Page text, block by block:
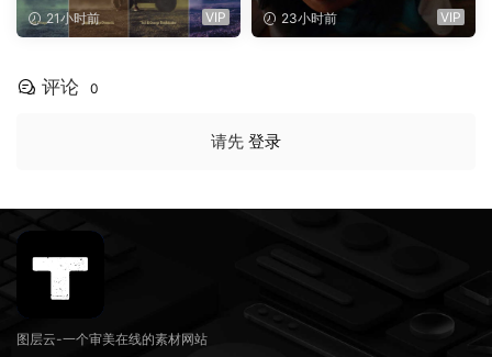
痕、边框、胶片烧伤、漏光婚
礼纪录片旅游vlog影片视觉效
21小时前 VIP
情景喜剧电影广告配乐BGM
视频背景音乐素材（16141）
23小时前 VIP
评论 0
请先 登录
图层云-一个审美在线的素材网站